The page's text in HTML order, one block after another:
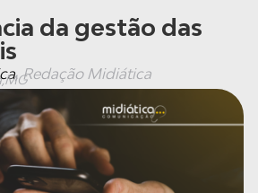
da gestão das
, Redação Midiática